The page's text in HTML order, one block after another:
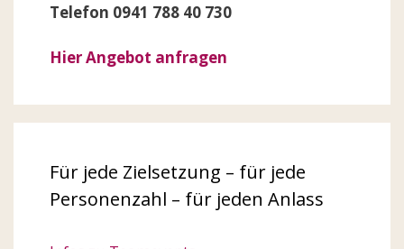
Telefon 0941 788 40 730
Hier Angebot anfragen
Für jede Zielsetzung – für jede
Personenzahl – für jeden Anlass